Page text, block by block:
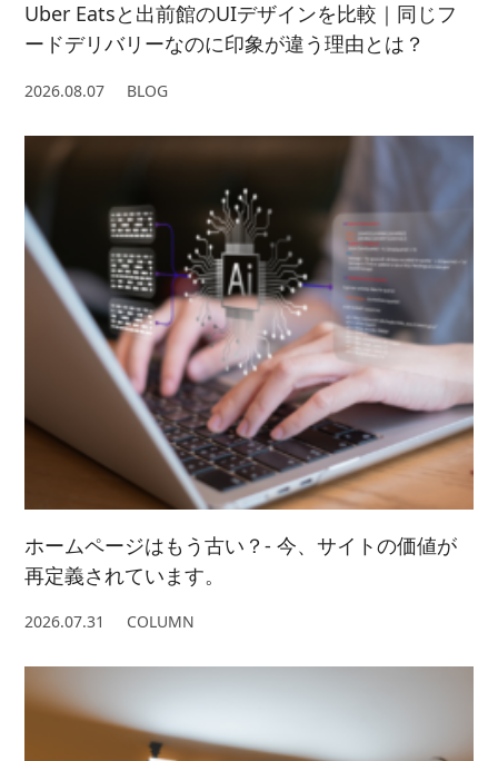
Uber Eatsと出前館のUIデザインを比較｜同じフ
ードデリバリーなのに印象が違う理由とは？
2026.08.07 BLOG
ホームページはもう古い？- 今、サイトの価値が
再定義されています。
2026.07.31 COLUMN